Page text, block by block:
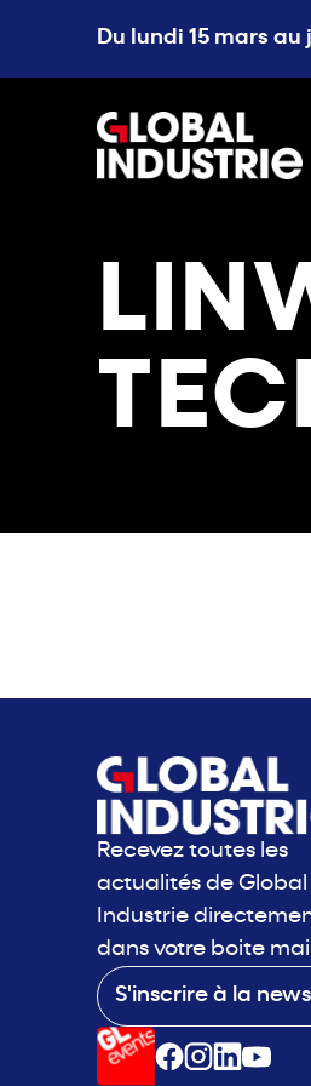
Du lundi 15 mars au
page.home
Recevez toutes les
actualités de Global
Industrie
dans votre boite
S'inscrire à la